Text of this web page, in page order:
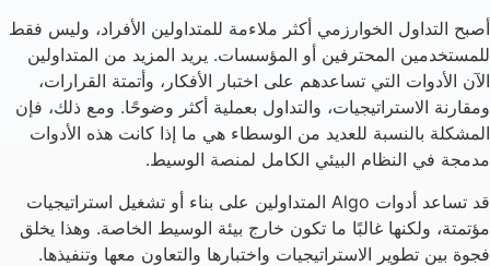
أصبح التداول الخوارزمي أكثر ملاءمة للمتداولين الأفراد، وليس فقط
للمستخدمين المحترفين أو المؤسسات. يريد المزيد من المتداولين
الآن الأدوات التي تساعدهم على اختبار الأفكار، وأتمتة القرارات،
ومقارنة الاستراتيجيات، والتداول بعملية أكثر وضوحًا. ومع ذلك، فإن
المشكلة بالنسبة للعديد من الوسطاء هي ما إذا كانت هذه الأدوات
مدمجة في النظام البيئي الكامل لمنصة الوسيط.
قد تساعد أدوات Algo المتداولين على بناء أو تشغيل استراتيجيات
مؤتمتة، ولكنها غالبًا ما تكون خارج بيئة الوسيط الخاصة. وهذا يخلق
فجوة بين تطوير الاستراتيجيات واختبارها والتعاون معها وتنفيذها.